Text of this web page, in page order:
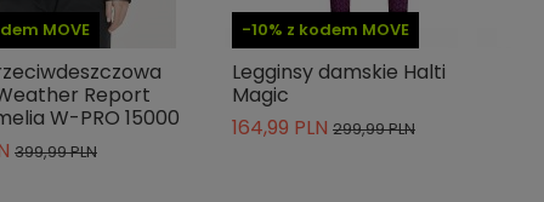
MOVE
Report
W-PRO 15000
399,99 PLN
-10% z kodem MOVE
Legginsy damskie Halti
Magic
164,99 PLN 299,99 PLN